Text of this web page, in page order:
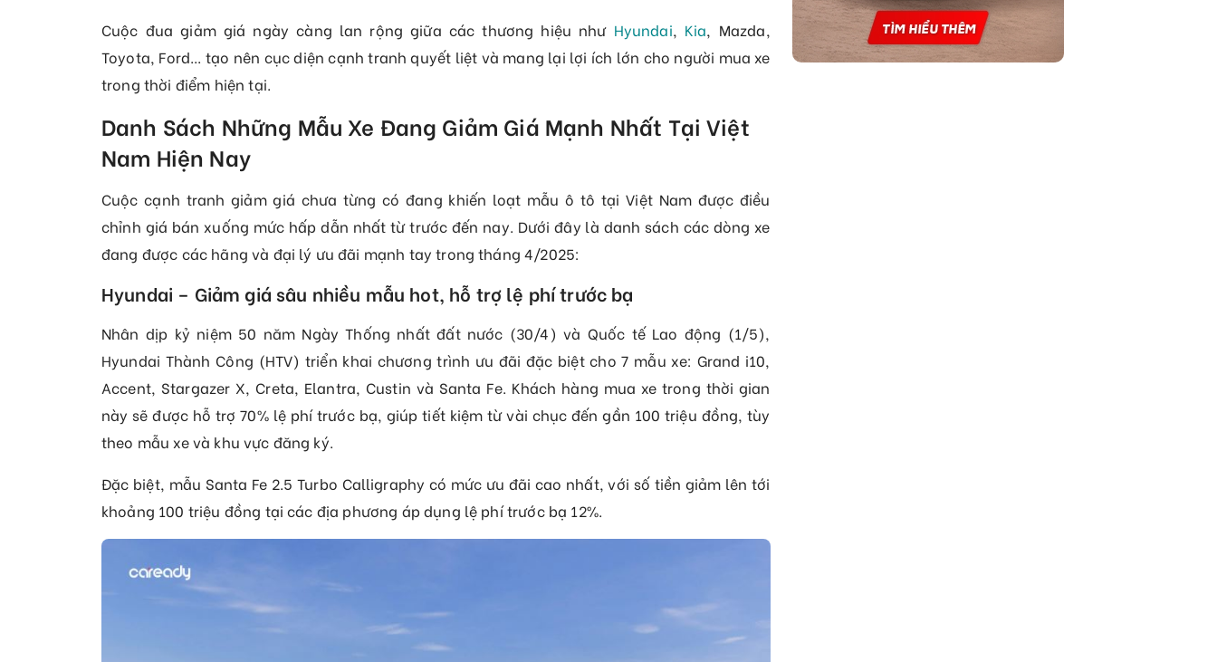
Cuộc đua giảm giá ngày càng lan rộng giữa các thương hiệu như Hyundai, Kia, Mazda,
Toyota, Ford... tạo nên cục diện cạnh tranh quyết liệt và mang lại lợi ích lớn cho người mua xe
trong thời điểm hiện tại.
Danh Sách Những Mẫu Xe Đang Giảm Giá Mạnh Nhất Tại Việt
Nam Hiện Nay
Cuộc cạnh tranh giảm giá chưa từng có đang khiến loạt mẫu ô tô tại Việt Nam được điều
chỉnh giá bán xuống mức hấp dẫn nhất từ trước đến nay. Dưới đây là danh sách các dòng xe
đang được các hãng và đại lý ưu đãi mạnh tay trong tháng 4/2025:
Hyundai – Giảm giá sâu nhiều mẫu hot, hỗ trợ lệ phí trước bạ
Nhân dịp kỷ niệm 50 năm Ngày Thống nhất đất nước (30/4) và Quốc tế Lao động (1/5),
Hyundai Thành Công (HTV) triển khai chương trình ưu đãi đặc biệt cho 7 mẫu xe: Grand i10,
Accent, Stargazer X, Creta, Elantra, Custin và Santa Fe. Khách hàng mua xe trong thời gian
này sẽ được hỗ trợ 70% lệ phí trước bạ, giúp tiết kiệm từ vài chục đến gần 100 triệu đồng, tùy
theo mẫu xe và khu vực đăng ký.
Đặc biệt, mẫu Santa Fe 2.5 Turbo Calligraphy có mức ưu đãi cao nhất, với số tiền giảm lên tới
khoảng 100 triệu đồng tại các địa phương áp dụng lệ phí trước bạ 12%.